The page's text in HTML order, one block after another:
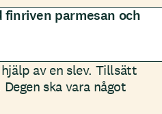
parmesan och
av en slev. Tillsätt
ska vara något